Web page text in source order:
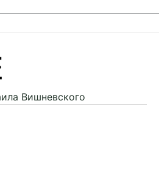
Вишневского